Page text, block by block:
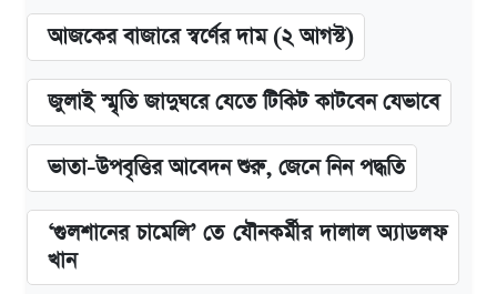
আজকের বাজারে স্বর্ণের দাম (২ আগস্ট)
জুলাই স্মৃতি জাদুঘরে যেতে টিকিট কাটবেন যেভাবে
ভাতা-উপবৃত্তির আবেদন শুরু, জেনে নিন পদ্ধতি
‘গুলশানের চামেলি’ তে যৌনকর্মীর দালাল অ্যাডলফ
খান